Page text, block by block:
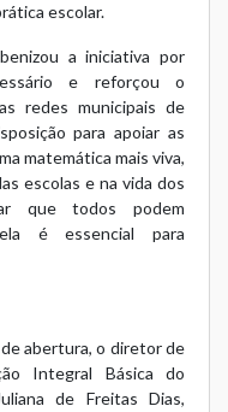
escolar.
a iniciativa por
e reforçou o
redes municipais de
para apoiar as
matemática mais viva,
escolas e na vida dos
que todos podem
é essencial para
abertura, o diretor de
Integral Básica do
de Freitas Dias,